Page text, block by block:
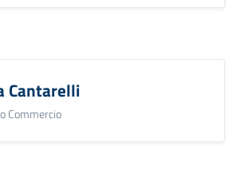
Cantarelli
Commercio